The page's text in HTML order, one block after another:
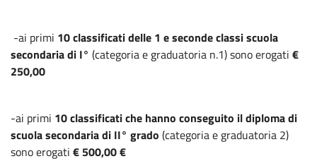
-ai primi 10 classificati delle 1 e seconde classi scuola
secondaria di I° (categoria e graduatoria n.1) sono erogati €
250,00
-ai primi 10 classificati che hanno conseguito il diploma di
scuola secondaria di II° grado (categoria e graduatoria 2)
sono erogati € 500,00 €